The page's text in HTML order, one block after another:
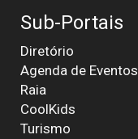
Sub-Portais
Diretório
Agenda de Eventos
Raia
CoolKids
Turismo